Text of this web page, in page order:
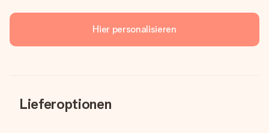
Hier personalisieren
Lieferoptionen